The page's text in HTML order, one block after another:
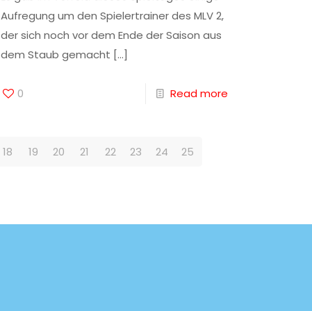
Aufregung um den Spielertrainer des MLV 2,
der sich noch vor dem Ende der Saison aus
dem Staub gemacht […]
0 Read more
18 19 20 21 22 23 24 25